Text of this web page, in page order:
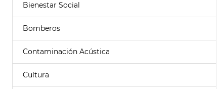
Bienestar Social
Bomberos
Contaminación Acústica
Cultura